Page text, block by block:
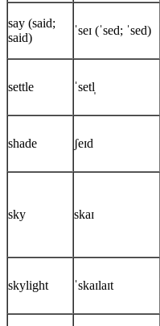
say (said;
said)
ˈseɪ (ˈsed; ˈsed)
settle ˈsetl̩
shade ʃeɪd
sky skaɪ
skylight ˈskaɪlaɪt